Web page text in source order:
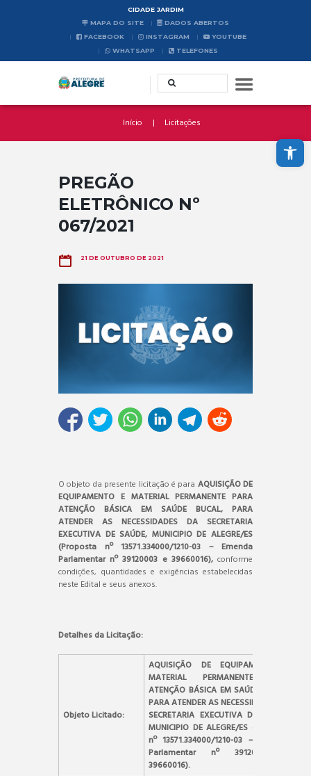
Abrir a barra de ferramentas
CIDADE JARDIM
MAPA DO SITE
DADOS ABERTOS
FACEBOOK
INSTAGRAM
YOUTUBE
WHATSAPP
TELEFONES
Início Licitações
PREGÃO
ELETRÔNICO Nº
067/2021
21 DE OUTUBRO DE 2021
O objeto da presente licitação é para AQUISIÇÃO DE
EQUIPAMENTO E MATERIAL PERMANENTE PARA
ATENÇÃO BÁSICA EM SAÚDE BUCAL, PARA
ATENDER AS NECESSIDADES DA SECRETARIA
EXECUTIVA DE SAÚDE, MUNICIPIO DE ALEGRE/ES
(Proposta nº 13571.334000/1210-03 – Emenda
Parlamentar nº 39120003 e 39660016),conforme
condições, quantidades e exigências estabelecidas
neste Edital e seus anexos.
Detalhes da Licitação:
Objeto Licitado:
AQUISIÇÃO DE EQUIPAMENTO E
MATERIAL PERMANENTE PARA
ATENÇÃO BÁSICA EM SAÚDE BUCAL,
PARA ATENDER AS NECESSIDADES DA
SECRETARIA EXECUTIVA DE SAÚDE,
MUNICIPIO DE ALEGRE/ES (Proposta
nº 13571.334000/1210-03 – Emenda
Parlamentar nº 39120003 e
39660016).